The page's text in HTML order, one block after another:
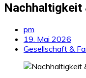
Nachhaltigkeit
pm
19. Mai 2026
Gesellschaft &